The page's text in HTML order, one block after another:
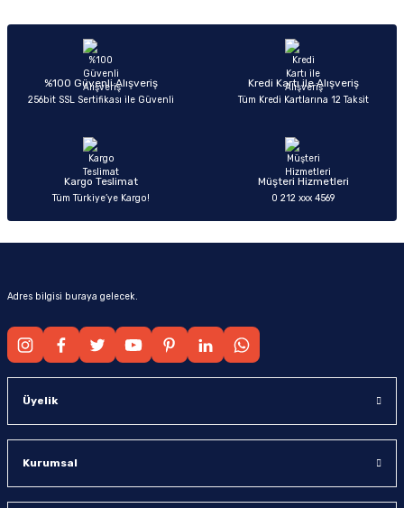
Ürün açıklamasında eksik bilgiler bulunuyor.
Ürün bilgilerinde hatalar bulunuyor.
Ürün fiyatı diğer sitelerden daha pahalı.
Sitemize ilk yorumu siz yapın!
%100 Güvenli Alışveriş
256bit SSL Sertifikası ile Güvenli
Kredi Kartı ile Alışveriş
Tüm Kredi Kartlarına 12 Taksit
Kargo Teslimat
Tüm Türkiye’ye Kargo!
Müşteri Hizmetleri
0 212 xxx 4569
Adres bilgisi buraya gelecek.
Üyelik
Kurumsal